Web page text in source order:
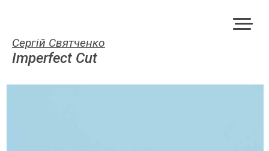
Сергій Святченко
Imperfect Cut